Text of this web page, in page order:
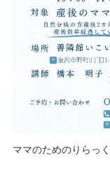
ママのためのりらっ